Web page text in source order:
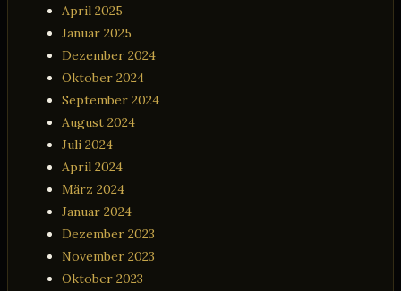
April 2025
Januar 2025
Dezember 2024
Oktober 2024
September 2024
August 2024
Juli 2024
April 2024
März 2024
Januar 2024
Dezember 2023
November 2023
Oktober 2023